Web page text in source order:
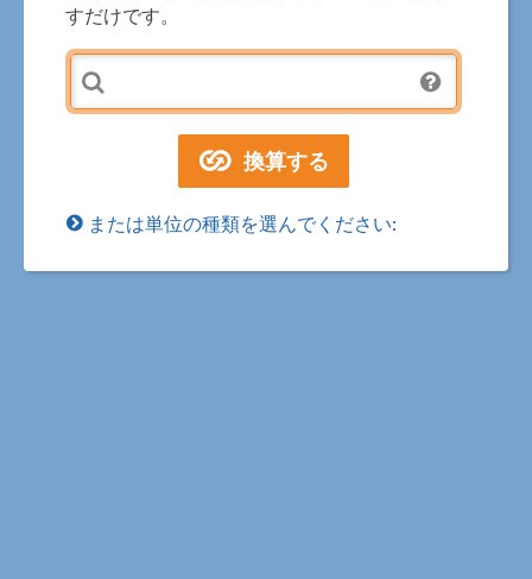
すだけです。
または単位の種類を選んでください: